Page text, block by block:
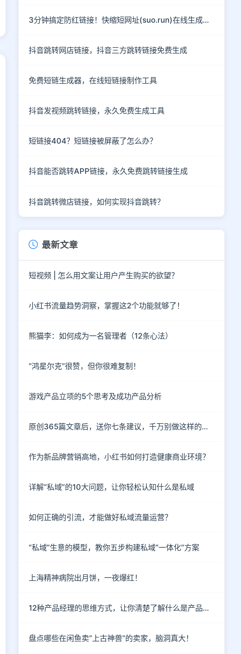
3分钟搞定防红链接！快缩短网址(suo.run)在线生成指南
抖音跳转网店链接，抖音三方跳转链接免费生成
免费短链生成器，在线短链接制作工具
抖音发视频跳转链接，永久免费生成工具
短链接404？短链接被屏蔽了怎么办？
抖音能否跳转APP链接，永久免费跳转链接生成
抖音跳转微店链接，如何实现抖音跳转？
最新文章
短视频 | 怎么用文案让用户产生购买的欲望？
小红书流量趋势洞察，掌握这2个功能就够了！
熊猫李：如何成为一名管理者（12条心法）
“鸿星尔克”很赞，但你很难复制！
游戏产品立项的5个思考及成功产品分析
原创365篇文章后，送你七条建议，千万别做这样的自媒体！
作为新品牌营销高地，小红书如何打造健康商业环境？
详解“私域”的10大问题，让你轻松认知什么是私域
如何正确的引流，才能做好私域流量运营？
“私域”生意的模型，教你五步构建私域“一体化”方案
上海精神病院出月饼，一夜爆红！
12种产品经理的思维方式，让你清楚了解什么是产品思维
盘点哪些在闲鱼卖“上古神兽”的卖家，脑洞真大！